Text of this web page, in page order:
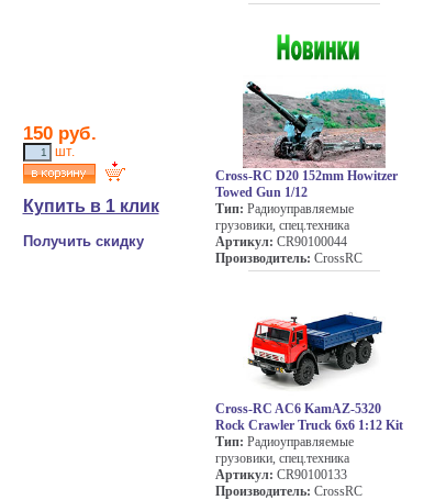
150 руб.
шт.
Купить в 1 клик
Получить скидку
Cross-RC D20 152mm Howitzer
Towed Gun 1/12
Тип: Радиоуправляемые
грузовики, спец.техника
Артикул: CR90100044
Производитель: CrossRC
Cross-RC AC6 KamAZ-5320
Rock Crawler Truck 6x6 1:12 Kit
Тип: Радиоуправляемые
грузовики, спец.техника
Артикул: CR90100133
Производитель: CrossRC